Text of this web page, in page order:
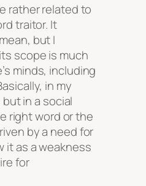
rather related to
traitor. It
but I
scope is much
minds, including
in my
in a social
right word or the
by a need for
it as a weakness
for